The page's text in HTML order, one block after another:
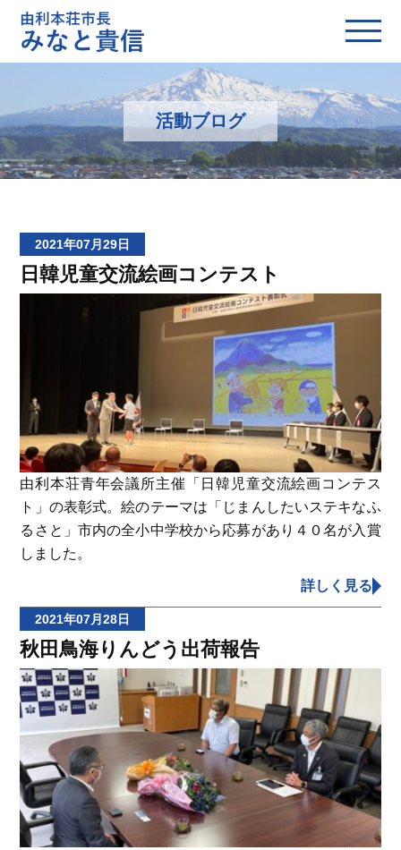
活動ブログ
2021年07月29日
日韓児童交流絵画コンテスト
由利本荘青年会議所主催「日韓児童交流絵画コンテス
ト」の表彰式。絵のテーマは「じまんしたいステキなふ
るさと」市内の全小中学校から応募があり４０名が入賞
しました。
詳しく見る
2021年07月28日
秋田鳥海りんどう出荷報告